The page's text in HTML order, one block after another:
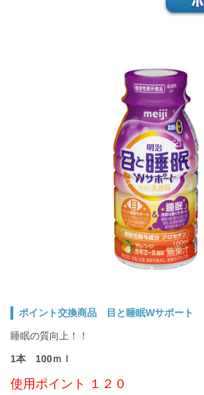
ポイント交換商品 目と睡眠Wサポート
睡眠の質向上！！
1本 100ｍｌ
使用ポイント １２０